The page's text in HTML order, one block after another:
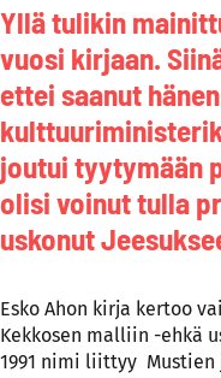
Yllä tulikin
vuosi kirjaan.
ettei saanut
joutui tyytymään
olisi voinut tulla
uskonut
Esko Ahon kirja kertoo
Kekkosen malliin -ehkä
1991 nimi liittyy